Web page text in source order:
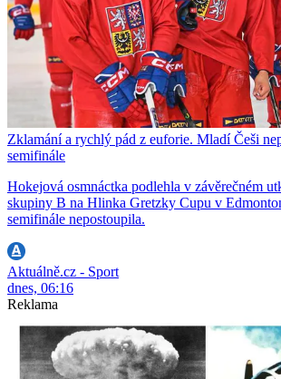
Zklamání a rychlý pád z euforie. Mladí Češi
semifinále
Hokejová osmnáctka podlehla v závěrečném
skupiny B na Hlinka Gretzky Cupu v
semifinále nepostoupila.
Aktuálně.cz - Sport
dnes, 06:16
Reklama